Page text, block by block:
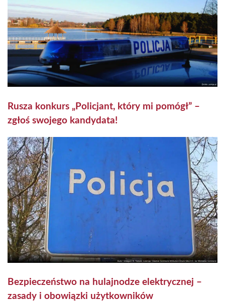
Rusza konkurs „Policjant, który mi pomógł” –
zgłoś swojego kandydata!
Bezpieczeństwo na hulajnodze elektrycznej –
zasady i obowiązki użytkowników